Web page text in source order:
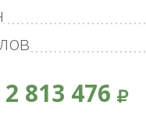
2 813 476